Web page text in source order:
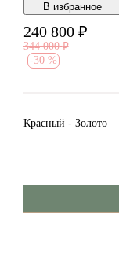
В избранноe
240 800 ₽
344 000 ₽
-30 %
Красный - Золото